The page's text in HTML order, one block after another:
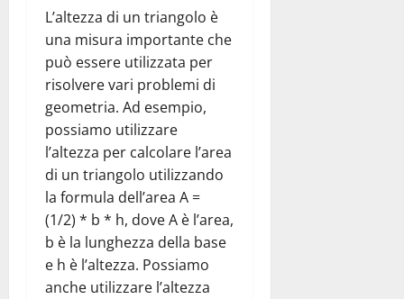
L’altezza di un triangolo è
una misura importante che
può essere utilizzata per
risolvere vari problemi di
geometria. Ad esempio,
possiamo utilizzare
l’altezza per calcolare l’area
di un triangolo utilizzando
la formula dell’area A =
(1/2) * b * h, dove A è l’area,
b è la lunghezza della base
e h è l’altezza. Possiamo
anche utilizzare l’altezza